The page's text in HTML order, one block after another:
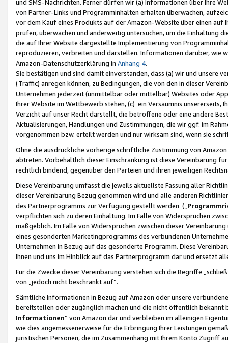
und SMS-Nachrichten. Ferner dürfen wir (a) Informationen über Ihre
von Partner-Links und Programminhalten erhalten überwachen,
vor dem Kauf eines Produkts auf der Amazon-Website über einen
prüfen, überwachen und anderweitig untersuchen, um die Einhaltung
die auf Ihrer Website dargestellte Implementierung von
reproduzieren, verbreiten und darstellen. Informationen darüber, wie
Amazon-Datenschutzerklärung in Anhang 4.
Sie bestätigen und sind damit einverstanden, dass (a) wir und
(Traffic) anregen können, zu Bedingungen, die von den in dieser
Unternehmen jederzeit (unmittelbar oder mittelbar) Websites oder
Ihrer Website im Wettbewerb stehen, (c) ein Versäumnis unsererseits,
Verzicht auf unser Recht darstellt, die betroffene oder eine andere
Aktualisierungen, Handlungen und Zustimmungen, die wir ggf. im
vorgenommen bzw. erteilt werden und nur wirksam sind, wenn sie
Ohne die ausdrückliche vorherige schriftliche Zustimmung von
abtreten. Vorbehaltlich dieser Einschränkung ist diese Vereinbarung
rechtlich bindend, gegenüber den Parteien und ihren jeweiligen
Diese Vereinbarung umfasst die jeweils aktuellste Fassung aller
dieser Vereinbarung Bezug genommen wird und alle anderen
des Partnerprogramms zur Verfügung gestellt werden („
verpflichten sich zu deren Einhaltung. Im Falle von Widersprüchen
maßgeblich. Im Falle von Widersprüchen zwischen dieser
eines gesonderten Marketingprogramms des verbundenen
Unternehmen in Bezug auf das gesonderte Programm. Diese
Ihnen und uns im Hinblick auf das Partnerprogramm dar und ersetzt
Für die Zwecke dieser Vereinbarung verstehen sich die Begriffe
von „jedoch nicht beschränkt auf“.
Sämtliche Informationen in Bezug auf Amazon oder unsere
bereitstellen oder zugänglich machen und die nicht öffentlich
Informationen“ von Amazon dar und verbleiben im alleinigen
wie dies angemessenerweise für die Erbringung Ihrer Leistungen
juristischen Personen, die im Zusammenhang mit Ihrem Konto